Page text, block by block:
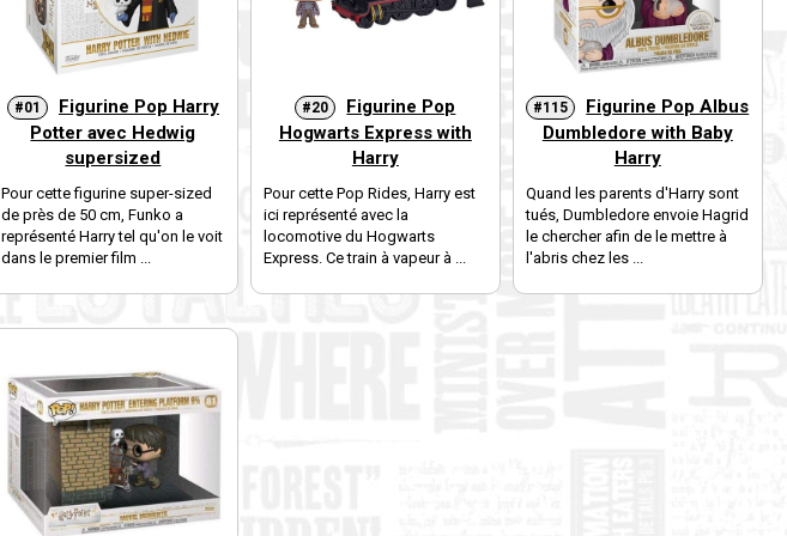
#01
Figurine Pop Harry
Potter avec Hedwig
supersized
Pour cette figurine super-sized
de près de 50 cm, Funko a
représenté Harry tel qu'on le voit
dans le premier film ...
#20
Figurine Pop
Hogwarts Express with
Harry
Pour cette Pop Rides, Harry est
ici représenté avec la
locomotive du Hogwarts
Express. Ce train à vapeur à ...
#115
Figurine Pop Albus
Dumbledore with Baby
Harry
Quand les parents d'Harry sont
tués, Dumbledore envoie Hagrid
le chercher afin de le mettre à
l'abris chez les ...